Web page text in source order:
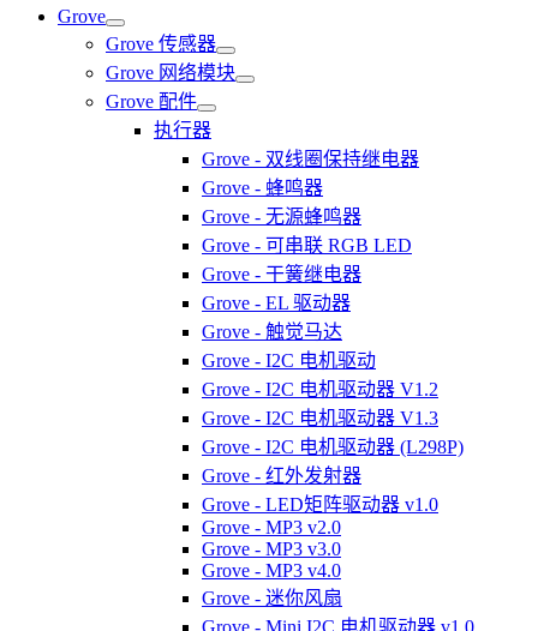
Grove
Grove 传感器
Grove 网络模块
Grove 配件
执行器
Grove - 双线圈保持继电器
Grove - 蜂鸣器
Grove - 无源蜂鸣器
Grove - 可串联 RGB LED
Grove - 干簧继电器
Grove - EL 驱动器
Grove - 触觉马达
Grove - I2C 电机驱动
Grove - I2C 电机驱动器 V1.2
Grove - I2C 电机驱动器 V1.3
Grove - I2C 电机驱动器 (L298P)
Grove - 红外发射器
Grove - LED矩阵驱动器 v1.0
Grove - MP3 v2.0
Grove - MP3 v3.0
Grove - MP3 v4.0
Grove - 迷你风扇